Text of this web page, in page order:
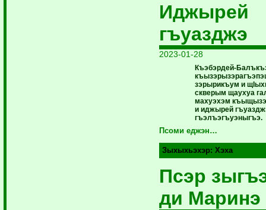
Иджырей
гъуазджэ
2023-01-28
Къэбэрдей-
зэрырикъум и
скверым щаухуа
махуэхэм
и иджырей
гъэлъэгъуэныгъэ.
Псоми еджэн…
Зыхыхьэхэр:Хэха
Псэр
ди Маринэ